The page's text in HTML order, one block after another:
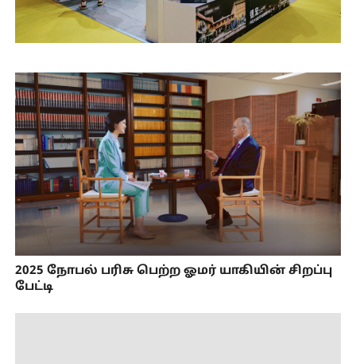
2025 நோபல் பரிசு பெற்ற ஓமர் யாகியின் சிறப்பு
பேட்டி